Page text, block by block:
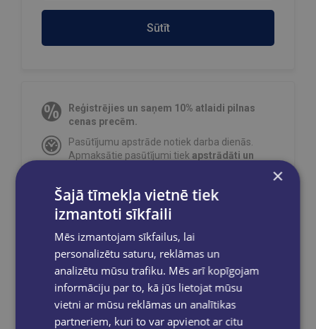
Sūtīt
Reģistrējies un saņem 10% atlaidi pilnas
cenas precēm.
Pasūtījumu apstrāde notiek darba dienās.
Apmaksātie pasūtījumi tiek apstrādāti un
Bezmaksas piegāde
uz OMNIVA
pakomātiem Latvijāpasūtījumiem no €40.00.
Bezmaksas piegāde jebkurā GLOBUSS
grāmatnīcā 1-5 darba dienu laikā, kad
pasūtījums būs gatavs saņemšanai, saņemsi
×
Šajā tīmekļa vietnē tiek
izmantoti sīkfaili
Mēs izmantojam sīkfailus, lai
personalizētu saturu, reklāmas un
analizētu mūsu trafiku. Mēs arī kopīgojam
informāciju par to, kā jūs lietojat mūsu
vietni ar mūsu reklāmas un analītikas
partneriem, kuri to var apvienot ar citu